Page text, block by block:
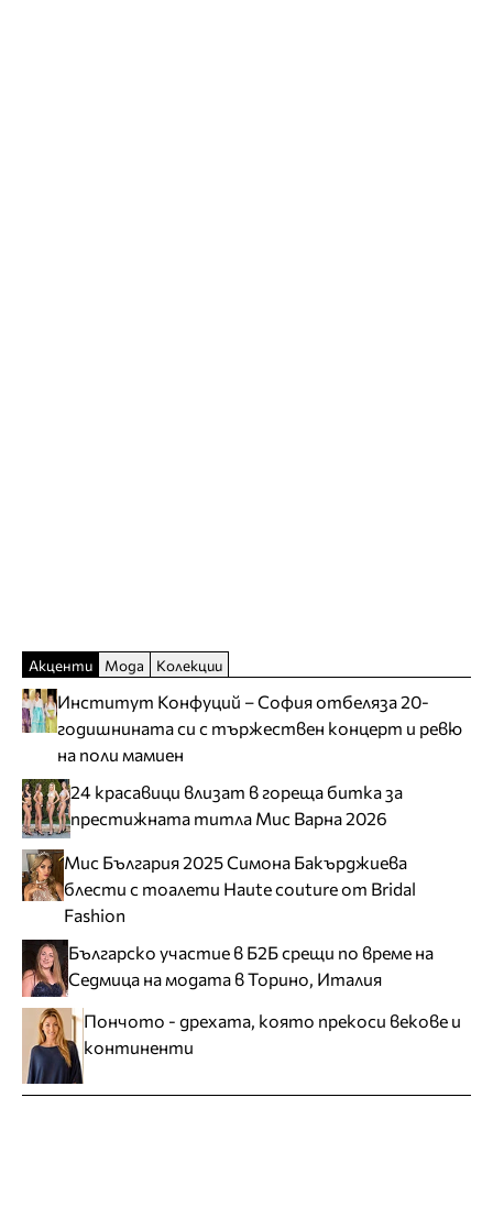
Акценти Мода Колекции
Институт Конфуций – София отбеляза 20-
годишнината си с тържествен концерт и ревю
на поли мамиен
24 красавици влизат в гореща битка за
престижната титла Мис Варна 2026
Мис България 2025 Симона Бакърджиева
блести с тоалети Haute couture от Bridal
Fashion
Българско участие в Б2Б срещи по време на
Седмица на модата в Торино, Италия
Пончото - дрехата, която прекоси векове и
континенти